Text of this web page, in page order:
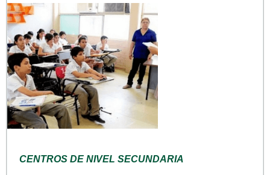
CENTROS DE NIVEL SECUNDARIA